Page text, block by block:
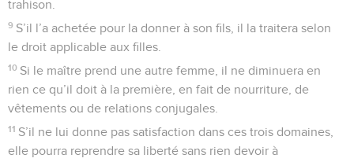
trahison.
9 S’il l’a achetée pour la donner à son fils, il la traitera selon
le droit applicable aux filles.
10 Si le maître prend une autre femme, il ne diminuera en
rien ce qu’il doit à la première, en fait de nourriture, de
vêtements ou de relations conjugales.
11 S’il ne lui donne pas satisfaction dans ces trois domaines,
elle pourra reprendre sa liberté sans rien devoir à